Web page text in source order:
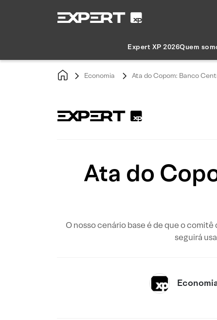
Expert XP 2026Quem
Economia Ata do Copom: Banco
Ata do
O nosso cenário base é de que o
seguirá